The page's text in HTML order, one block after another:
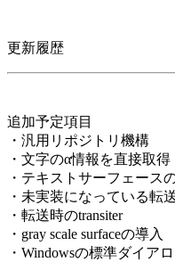
更新履歴
追加予定項目
・汎用リポジトリ機構
・文字のα情報を直接取得
・テキストサーフェース
・未実装になっている転
・転送時のtransiter
・gray scale surfaceの導入
・Windowsの標準ダイア